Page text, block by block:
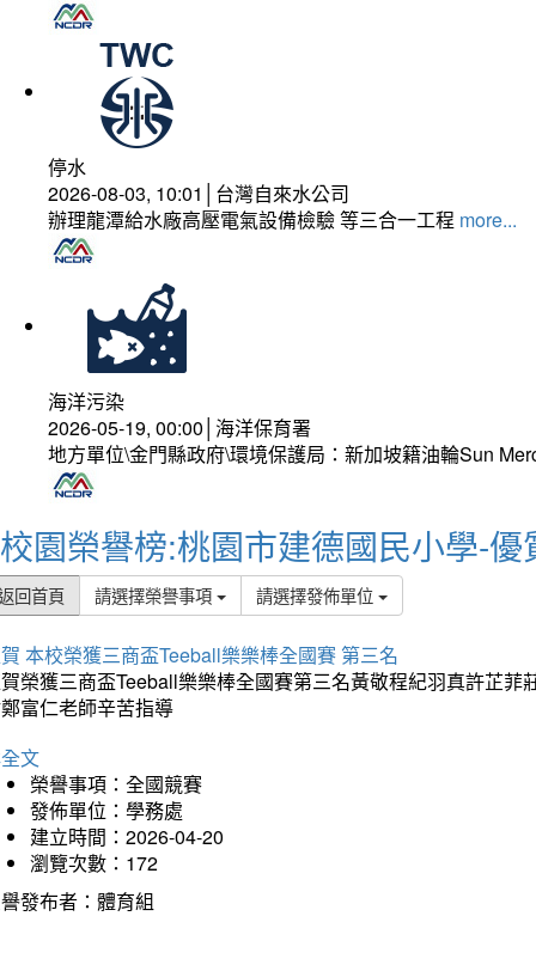
停水
2026-08-03, 10:01│台灣自來水公司
辦理龍潭給水廠高壓電氣設備檢驗 等三合一工程 more...
海洋污染
2026-05-19, 00:00│海洋保育署
地方單位\金門縣政府\環境保護局：新加坡籍油輪Sun
校園榮譽榜:桃園市建德國民小學-優
回首頁 請選擇榮譽事項 請選擇發佈單位
本校榮獲三商盃Teeball樂樂棒全國賽 第三名
榮獲三商盃Teeball樂樂棒全國賽第三名黃敬程紀羽真許芷
富仁老師辛苦指導
文
榮譽事項：全國競賽
發佈單位：學務處
建立時間：2026-04-20
瀏覽次數：172
發布者：體育組